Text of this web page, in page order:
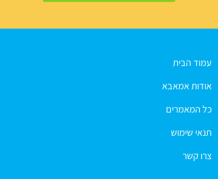
עמוד הבית
אודות אמאבא
כל המאמרים
תנאי שימוש
צרו קשר